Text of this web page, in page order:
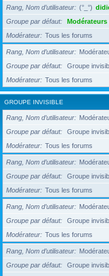
Rang, Nom d’utilisateur (°_°)
Groupe par défaut
Modérateur
Tous les forums
Rang, Nom d’utilisateur
Groupe par défaut
Groupe
Modérateur
Tous les forums
GROUPE INVISIBLE
Rang, Nom d’utilisateur
Groupe par défaut
Groupe
Modérateur
Tous les forums
Rang, Nom d’utilisateur
Groupe par défaut
Groupe
Modérateur
Tous les forums
Rang, Nom d’utilisateur
Groupe par défaut
Groupe
Modérateur
Tous les forums
Rang, Nom d’utilisateur
Groupe par défaut
Groupe